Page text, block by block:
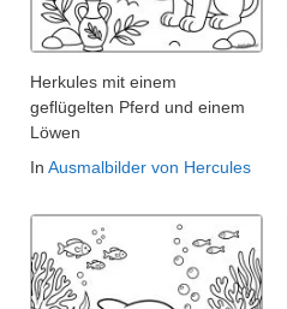
Herkules mit einem
geflügelten Pferd und einem
Löwen
In Ausmalbilder von Hercules